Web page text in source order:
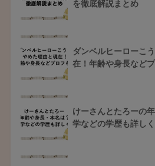
を徹底解説まとめ
ダンベルヒーローこ
在！年齢や身長などプ
けーさんとたろーの
学などの学歴も詳しく